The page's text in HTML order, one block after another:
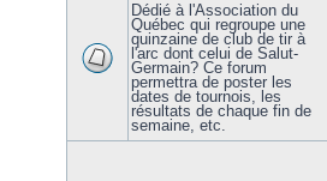
Dédié à l'Association du
Québec qui regroupe une
quinzaine de club de tir à
l'arc dont celui de Salut-
Germain? Ce forum
permettra de poster les
dates de tournois, les
résultats de chaque fin de
semaine, etc.